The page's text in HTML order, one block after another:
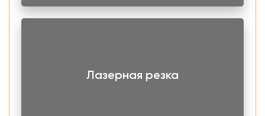
Лазерная резка